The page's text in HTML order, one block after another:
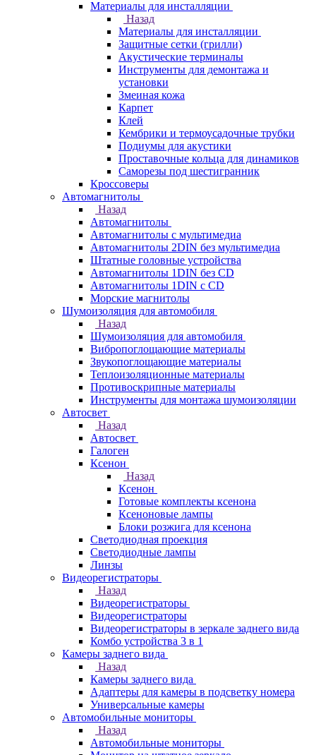
Материалы для инсталляции
Назад
Материалы для инсталляции
Защитные сетки (грилли)
Акустические терминалы
Инструменты для демонтажа и
установки
Змеиная кожа
Карпет
Клей
Кембрики и термоусадочные трубки
Подиумы для акустики
Проставочные кольца для динамиков
Саморезы под шестигранник
Кроссоверы
Автомагнитолы
Назад
Автомагнитолы
Автомагнитолы с мультимедиа
Автомагнитолы 2DIN без мультимедиа
Штатные головные устройства
Автомагнитолы 1DIN без CD
Автомагнитолы 1DIN с CD
Морские магнитолы
Шумоизоляция для автомобиля
Назад
Шумоизоляция для автомобиля
Вибропоглощающие материалы
Звукопоглощающие материалы
Теплоизоляционные материалы
Противоскрипные материалы
Инструменты для монтажа шумоизоляции
Автосвет
Назад
Автосвет
Галоген
Ксенон
Назад
Ксенон
Готовые комплекты ксенона
Ксеноновые лампы
Блоки розжига для ксенона
Светодиодная проекция
Светодиодные лампы
Линзы
Видеорегистраторы
Назад
Видеорегистраторы
Видеорегистраторы
Видеорегистраторы в зеркале заднего вида
Комбо устройства 3 в 1
Камеры заднего вида
Назад
Камеры заднего вида
Адаптеры для камеры в подсветку номера
Универсальные камеры
Автомобильные мониторы
Назад
Автомобильные мониторы